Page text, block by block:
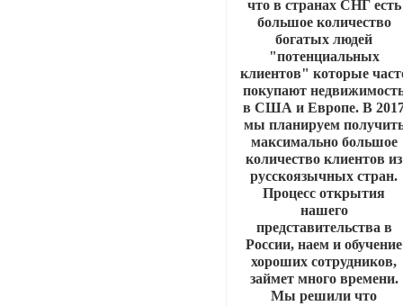
что в странах СНГ есть
большое количество
богатых людей
"потенциальных
клиентов" которые
покупают
в США и Европе. В
мы планируем
максимально большое
количество клиентов из
русскоязычных стран.
Процесс открытия
нашего
представительства в
России, наем и обучение
хороших сотрудников,
займет много времени.
Мы решили что